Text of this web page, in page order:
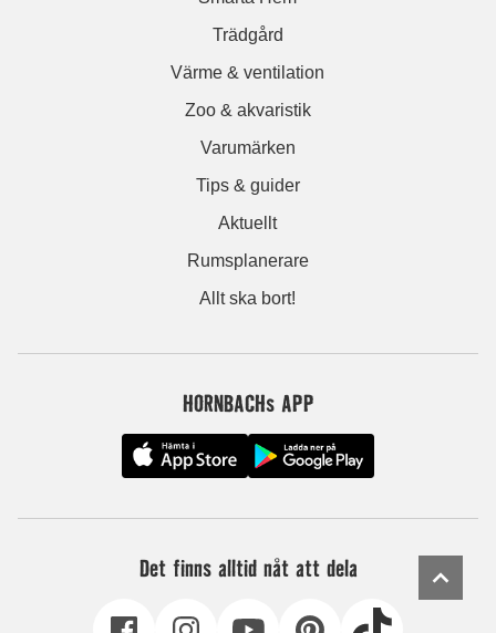
Trädgård
Värme & ventilation
Zoo & akvaristik
Varumärken
Tips & guider
Aktuellt
Rumsplanerare
Allt ska bort!
HORNBACHs APP
Det finns alltid nåt att dela